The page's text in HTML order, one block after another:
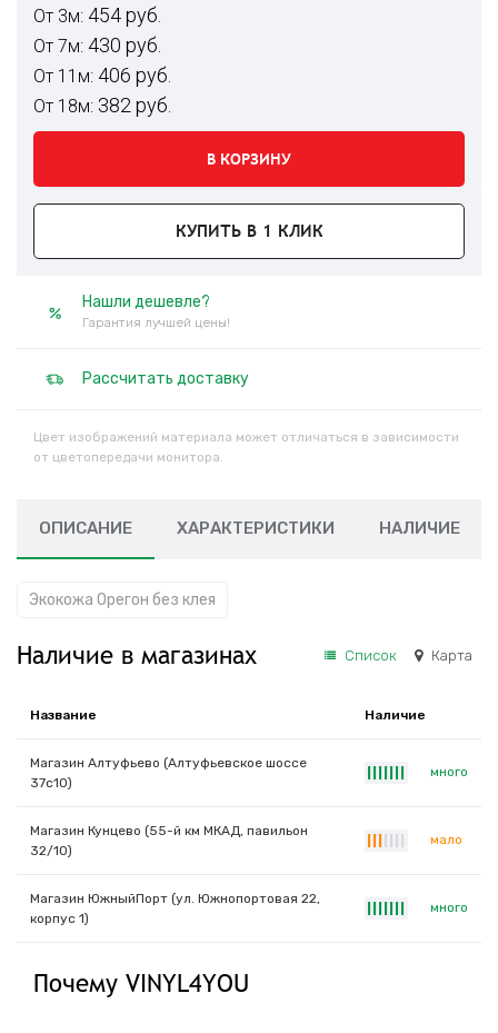
От 3м: 454 руб.
От 7м: 430 руб.
От 11м: 406 руб.
От 18м: 382 руб.
В КОРЗИНУ
КУПИТЬ В 1 КЛИК
Нашли дешевле?
Гарантия лучшей цены!
Рассчитать доставку
Цвет изображений материала может отличаться в зависимости
от цветопередачи монитора.
ОПИСАНИЕ ХАРАКТЕРИСТИКИ НАЛИЧИЕ
Экокожа Орегон без клея
Наличие в магазинах Список Карта
Название Наличие
Магазин Алтуфьево (Алтуфьевское шоссе
37с10)
много
Магазин Кунцево (55-й км МКАД, павильон
32/10)
мало
Магазин ЮжныйПорт (ул. Южнопортовая 22,
корпус 1)
много
Почему VINYL4YOU